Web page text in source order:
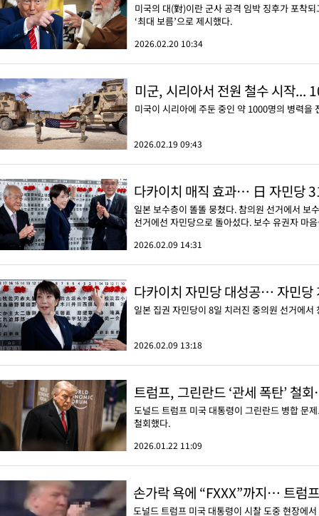
미국의 대(對)이란 군사 공격 임박 징후가 포착
‘최대 보름’으로 제시했다.
2026.02.20 10:34
미군, 시리아서 전원 철수 시작...
미국이 시리아에 주둔 중인 약 1000명의 병력을
2026.02.19 09:43
다카이치 매직 효과… 日 자민당
일본 보수층이 똘똘 뭉쳤다. 참의원 선거에서 보
선거에선 자민당으로 돌아섰다. 보수 유권자 마
2026.02.09 14:31
다카이치 자민당 대성공… 자민당
일본 집권 자민당이 8일 치러진 중의원 선거에
2026.02.09 13:18
트럼프, 그린란드 ‘관세 폭탄’ 철
도널드 트럼프 미국 대통령이 그린란드 병합 문
철회했다.
2026.01.22 11:09
손가락 욕에 “FXXX”까지… 트럼
도널드 트럼프 미국 대통령이 시찰 도중 현장에